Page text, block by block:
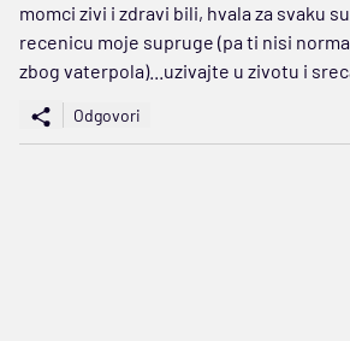
momci zivi i zdravi bili, hvala za svaku
recenicu moje supruge (pa ti nisi
zbog vaterpola)...uzivajte u zivotu i
Odgovori